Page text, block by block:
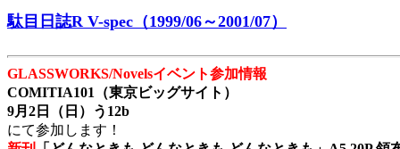
駄目日誌R V-spec（1999/06～2001/07）
GLASSWORKS/Novelsイベント参加情報
COMITIA101（東京ビッグサイト）
9月2日（日）う12b
にて参加します！